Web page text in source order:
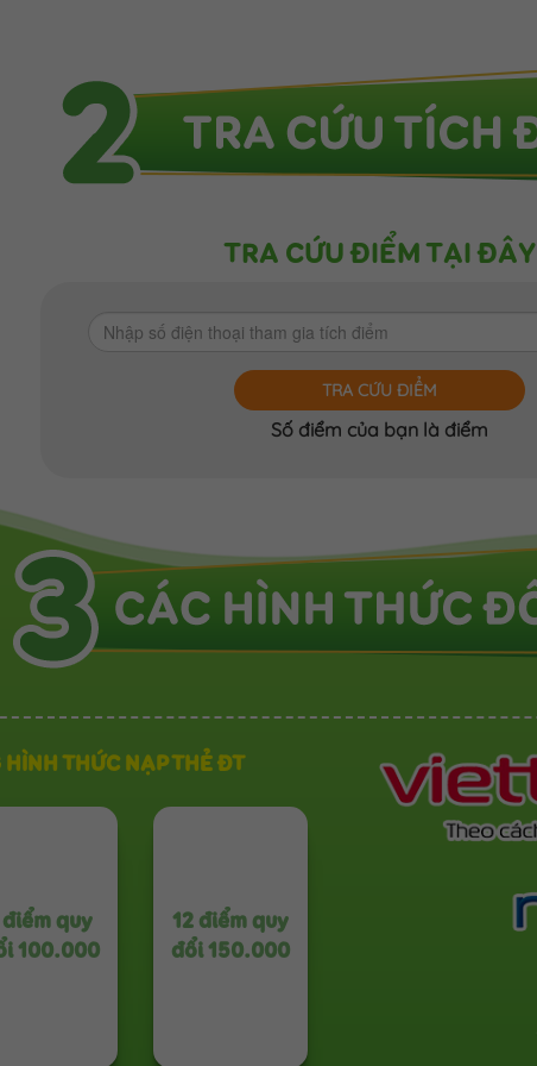
TRA CỨU ĐIỂM TẠI ĐÂY
TRA CỨU ĐIỂM
Số điểm của bạn là điểm
THỨC NẠP THẺ ĐT
điểm quy
100.000
12 điểm quy
đổi 150.000